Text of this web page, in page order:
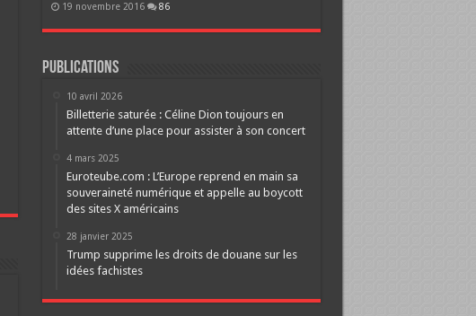
19 novembre 2016 86
Publications
10 avril 2026
Billetterie saturée : Céline Dion toujours en
attente d’une place pour assister à son concert
4 mars 2025
Euroteube.com : L’Europe reprend en main sa
souveraineté numérique et appelle au boycott
des sites X américains
28 janvier 2025
Trump supprime les droits de douane sur les
idées fachistes